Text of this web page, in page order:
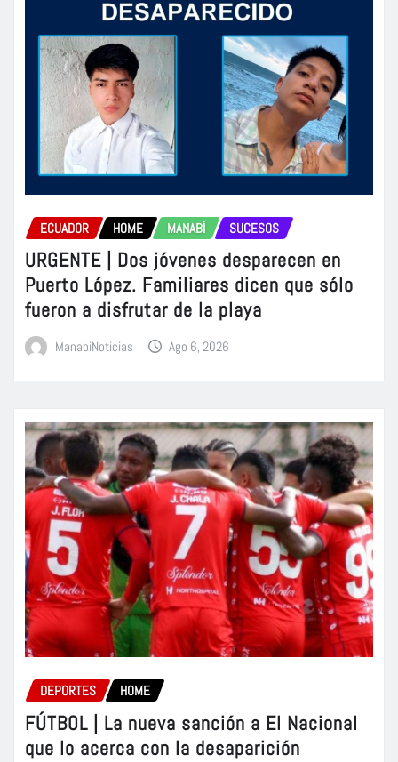
ECUADOR HOME MANABÍ SUCESOS
URGENTE | Dos jóvenes desparecen en
Puerto López. Familiares dicen que sólo
fueron a disfrutar de la playa
ManabiNoticias Ago 6, 2026
DEPORTES HOME
FÚTBOL | La nueva sanción a El Nacional
que lo acerca con la desaparición